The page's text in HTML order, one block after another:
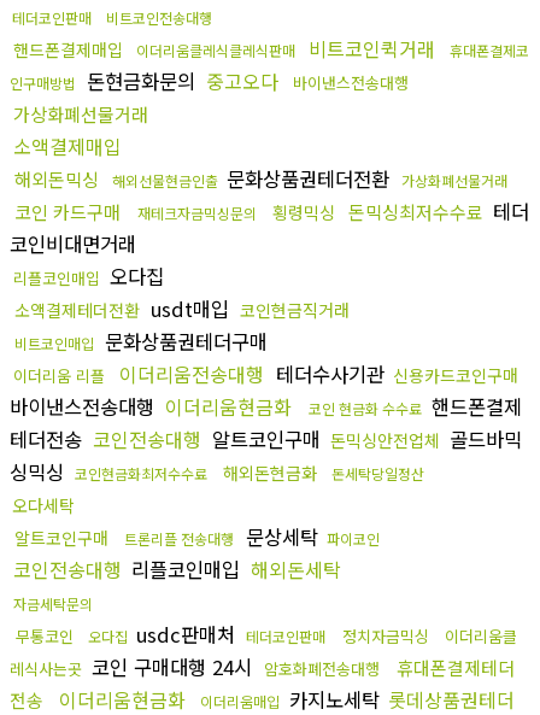
테더코인판매 비트코인전송대행
핸드폰결제매입 이더리움클레식클레식판매 비트코인퀵거래
휴대폰결제코
인구매방법
돈현금화문의 중고오다 바이낸스전송대행
가상화폐선물거래
소액결제매입
해외돈믹싱 해외선물현금인출 문화상품권테더전환 가상화폐선물거래
코인 카드구매 재테크자금믹싱문의 횡령믹싱 돈믹싱최저수수료 테더
코인비대면거래
리플코인매입 오다집
소액결제테더전환 usdt매입 코인현금직거래
비트코인매입 문화상품권테더구매
이더리움 리플 이더리움전송대행 테더수사기관 신용카드코인구매
바이낸스전송대행 이더리움현금화 코인 현금화 수수료 핸드폰결제
테더전송 코인전송대행 알트코인구매 돈믹싱안전업체 골드바믹
싱믹싱
코인현금화최저수수료 해외돈현금화 돈세탁당일정산
오다세탁
알트코인구매
트론리플 전송대행 문상세탁 파이코인
코인전송대행 리플코인매입 해외돈세탁
자금세탁문의
무통코인 오다집 usdc판매처 테더코인판매 정치자금믹싱
이더리움클
레식사는곳 코인 구매대행 24시 암호화폐전송대행
휴대폰결제테더
전송
이더리움현금화 이더리움매입 카지노세탁 롯데상품권테더